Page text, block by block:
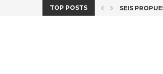
TOP POSTS SEIS